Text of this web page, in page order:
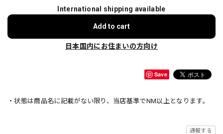
International shipping available
Add to cart
日本国内にお住まいの方向け
Save
・状態は商品名に記載がない限り、当店基準でNM以上となります。
通報する